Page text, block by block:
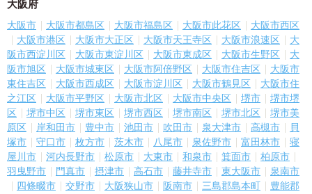
大阪府
大阪市 大阪市都島区 大阪市福島区 大阪市此花区
大阪市西区
大阪市港区
大阪市大正区 大阪市天王寺区 大阪市浪速区
大
阪市西淀川区
大阪市東淀川区 大阪市東成区 大阪市生野区
大
阪市旭区
大阪市城東区 大阪市阿倍野区 大阪市住吉区
大阪市
東住吉区
大阪市西成区 大阪市淀川区 大阪市鶴見区
大阪市住
之江区
大阪市平野区 大阪市北区 大阪市中央区 堺市
堺市堺
区
堺市中区 堺市東区 堺市西区 堺市南区 堺市北区
堺市美
原区
岸和田市 豊中市 池田市 吹田市 泉大津市 高槻市
貝
塚市
守口市 枚方市 茨木市 八尾市 泉佐野市 富田林市
寝
屋川市
河内長野市 松原市 大東市 和泉市 箕面市
柏原市
羽曳野市
門真市 摂津市 高石市 藤井寺市 東大阪市
泉南市
四條畷市
交野市 大阪狭山市 阪南市 三島郡島本町
豊能郡